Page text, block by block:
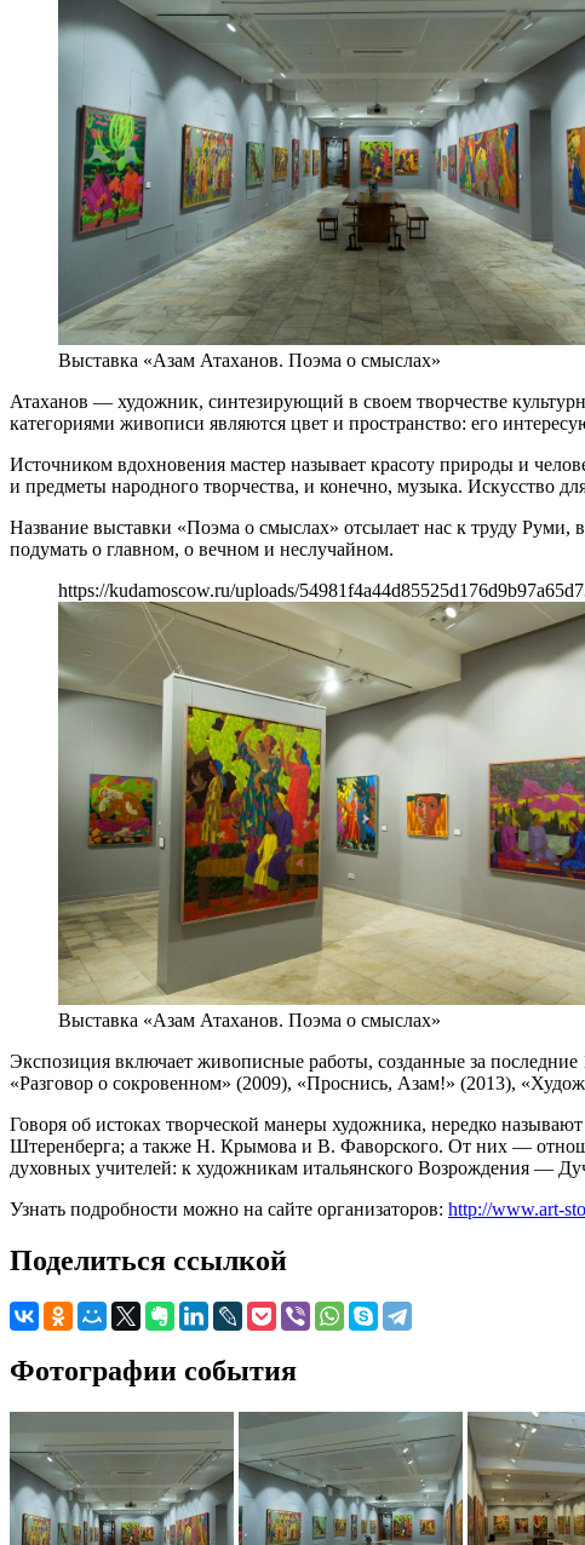
Выставка «Азам Атаханов. Поэма о смыслах»
Атаханов — художник, синтезирующий в своем творчестве
категориями живописи являются цвет и пространство: его
Источником вдохновения мастер называет красоту природы и
и предметы народного творчества, и конечно, музыка. Искусство
Название выставки «Поэма о смыслах» отсылает нас к труду Руми,
подумать о главном, о вечном и неслучайном.
https://kudamoscow.ru/uploads/
Выставка «Азам Атаханов. Поэма о смыслах»
Экспозиция включает живописные работы, созданные за
«Разговор о сокровенном» (2009), «Проснись, Азам!» (2013),
Говоря об истоках творческой манеры художника, нередко
Штеренберга; а также Н. Крымова и В. Фаворского. От них —
духовных учителей: к художникам итальянского Возрождения —
Узнать подробности можно на сайте организаторов: http://www.art-
Поделиться ссылкой
Фотографии события